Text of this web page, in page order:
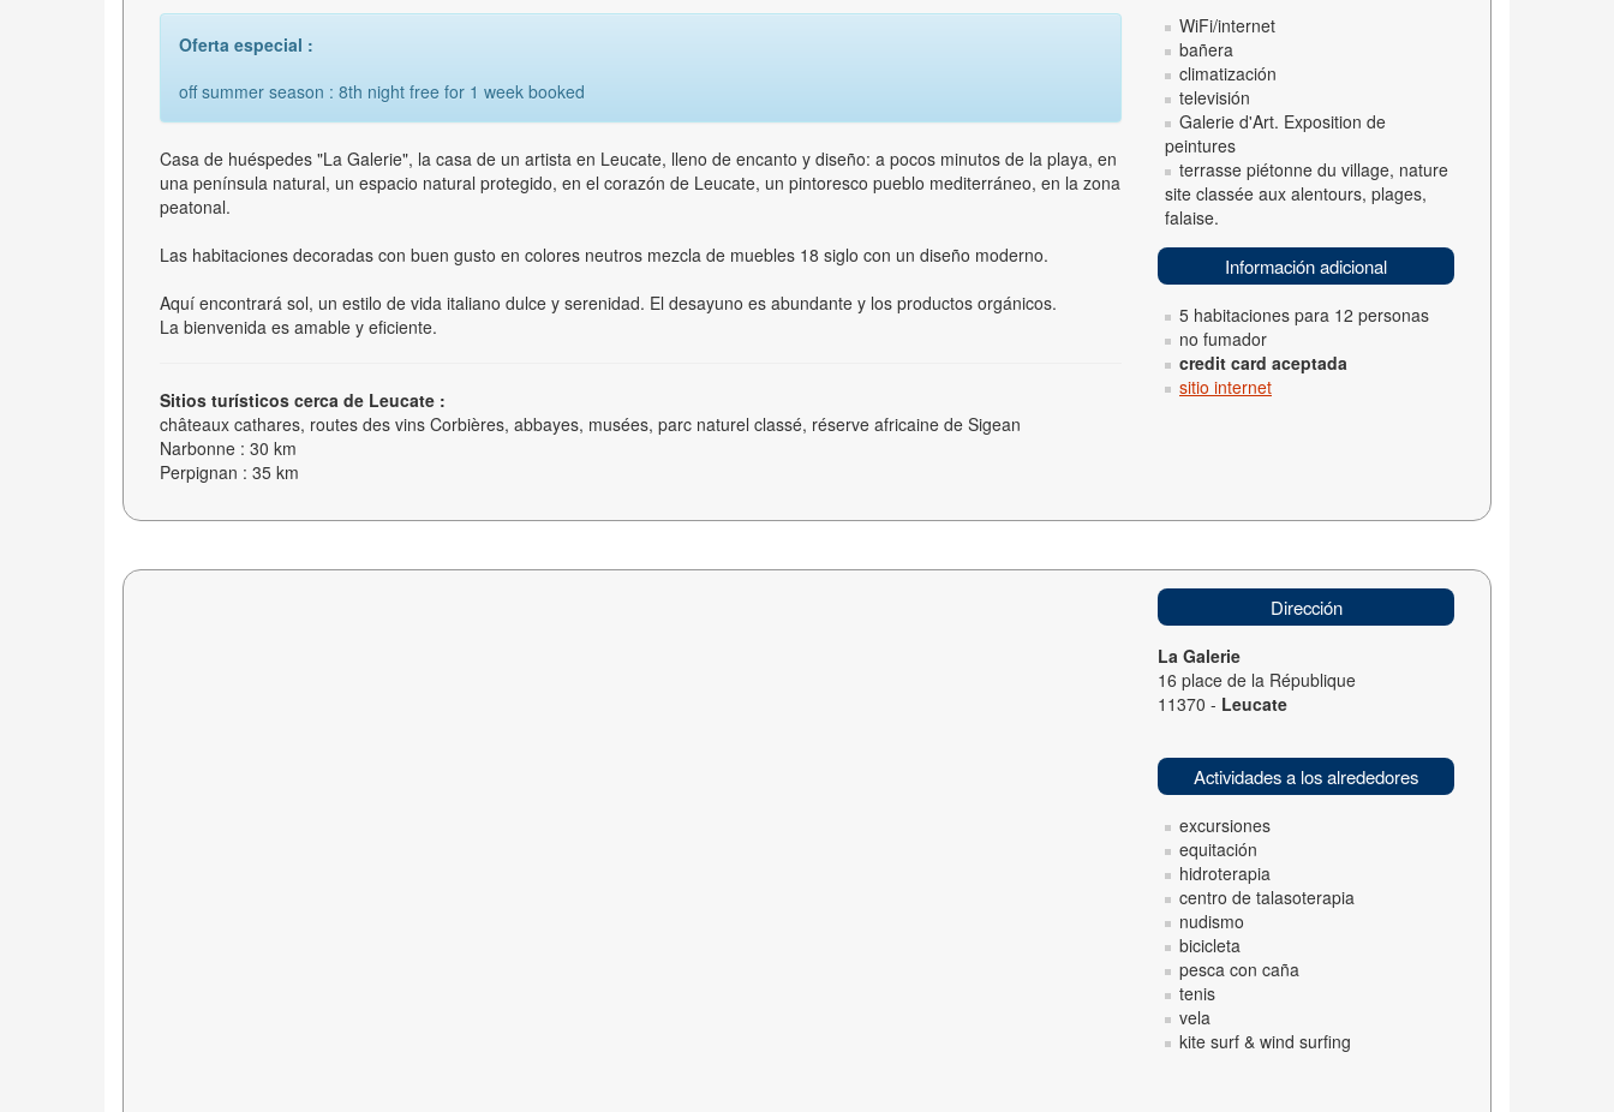
Oferta especial :
off summer season : 8th night free for 1 week booked
Casa de huéspedes "La Galerie", la casa de un artista en Leucate, lleno de encanto y diseño: a pocos minutos de la playa, en
una península natural, un espacio natural protegido, en el corazón de Leucate, un pintoresco pueblo mediterráneo, en la zona
peatonal.
Las habitaciones decoradas con buen gusto en colores neutros mezcla de muebles 18 siglo con un diseño moderno.
Aquí encontrará sol, un estilo de vida italiano dulce y serenidad. El desayuno es abundante y los productos orgánicos.
La bienvenida es amable y eficiente.
Sitios turísticos cerca de Leucate :
châteaux cathares, routes des vins Corbières, abbayes, musées, parc naturel classé, réserve africaine de Sigean
Narbonne : 30 km
Perpignan : 35 km
WiFi/internet
bañera
climatización
televisión
Galerie d'Art. Exposition de
peintures
terrasse piétonne du village, nature
site classée aux alentours, plages,
falaise.
Información adicional
5 habitaciones para 12 personas
no fumador
credit card aceptada
sitio internet
Dirección
La Galerie
16 place de la République
11370 - Leucate
Actividades a los alrededores
excursiones
equitación
hidroterapia
centro de talasoterapia
nudismo
bicicleta
pesca con caña
tenis
vela
kite surf & wind surfing